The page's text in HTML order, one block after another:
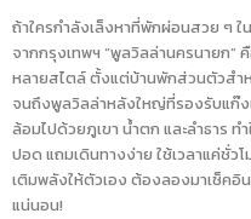
ถ้าใครกำลังเล็งหาที่พักผ่อนสวย ๆ
จากกรุงเทพฯ “พูลวิลล่านครนายก”
หลายสไตล์ ตั้งแต่บ้านพักส่วนตัวสำ
จนถึงพูลวิลล่าหลังใหญ่ที่รองรับแก๊
ล้อมไปด้วยภูเขา น้ำตก และลำธาร
ปอด แถมเดินทางง่าย ใช้เวลาแค่ชั่ว
เติมพลังให้ตัวเอง ต้องลองมาเช็ค
แน่นอน!